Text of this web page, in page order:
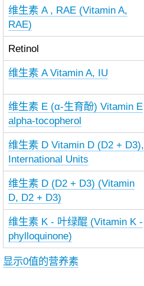
维生素 A , RAE (Vitamin A,
RAE)
Retinol
维生素 A Vitamin A, IU
维生素 E (α-生育酚) Vitamin E
alpha-tocopherol
维生素 D Vitamin D (D2 + D3),
International Units
维生素 D (D2 + D3) (Vitamin
D, D2 + D3)
维生素 K - 叶绿醌 (Vitamin K -
phylloquinone)
显示0值的营养素